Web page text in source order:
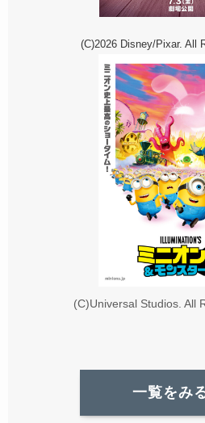
(C)2026 Disney/Pixar. All
(C)Universal Studios. All
一覧をみ